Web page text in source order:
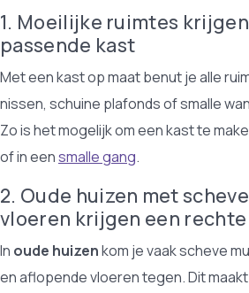
1. Moeilijke ruimtes
passende kast
Met een kast op maat benut je alle
nissen, schuine plafonds of smalle
Zo is het mogelijk om een kast te
of in eensmalle gang.
2. Oude huizen met
vloeren krijgen een
In oude huizenkom je vaak scheve
en aflopende vloeren tegen. Dit